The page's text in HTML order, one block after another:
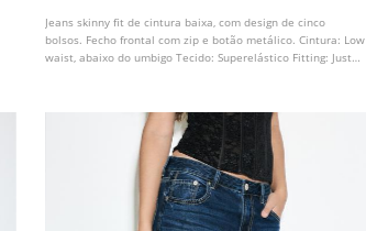
Jeans skinny fit de cintura baixa, com design de cinco
bolsos. Fecho frontal com zip e botão metálico. Cintura: Low
waist, abaixo do umbigo Tecido: Superelástico Fitting: Justos